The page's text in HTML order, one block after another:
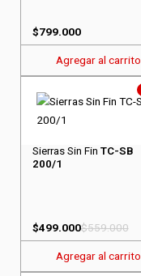
$799.000
Agregar al carrito
Sierras Sin Fin TC-SB
200/1
$559.000
$499.000
Agregar al carrito